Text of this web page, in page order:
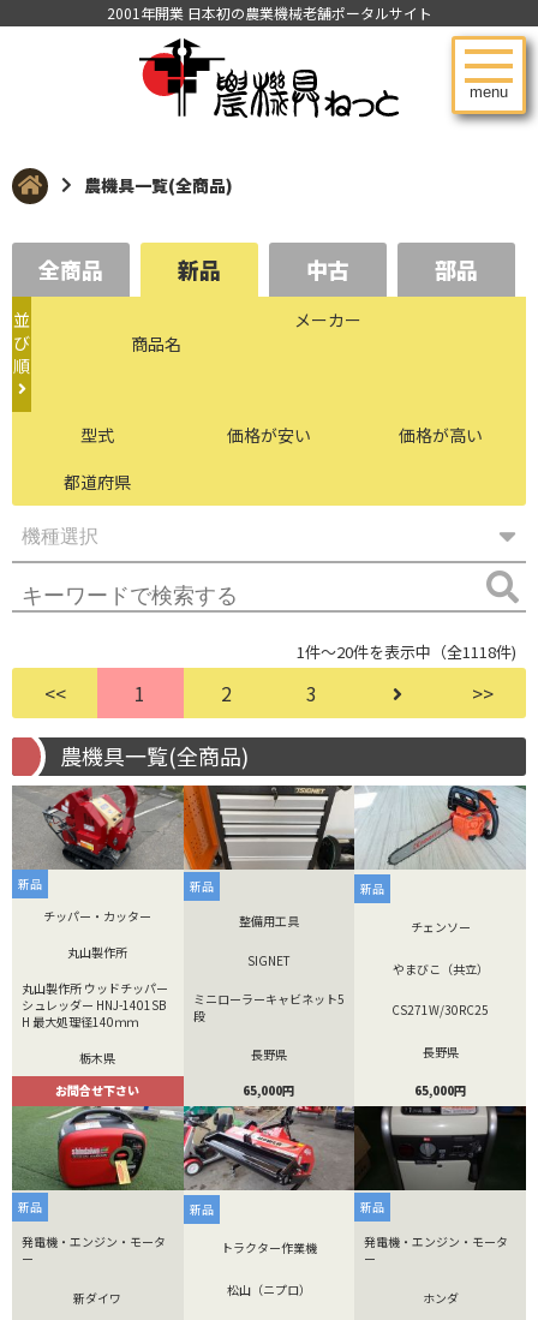
menu
2001年開業 日本初の農業機械老舗ポータルサイト
農機具一覧(全商品)
全商品 新品 中古 部品
並
び
順
商品名
メーカー
型式 価格が安い
価格が高い
都道府県
1件～20件を表示中（全1118件)
<< 1 2 3 >>
農機具一覧(全商品)
新品
チッパー・カッター
丸山製作所
丸山製作所 ウッドチッパー
シュレッダー HNJ-1401SB
H 最大処理径140ｍｍ
栃木県
お問合せ下さい
新品
整備用工具
SIGNET
ミニローラーキャビネット5
段
長野県
65,000円
新品
チェンソー
やまびこ（共立）
CS271W/30RC25
長野県
65,000円
新品
発電機・エンジン・モータ
ー
新ダイワ
新品
トラクター作業機
松山（ニプロ）
新品
発電機・エンジン・モータ
ー
ホンダ